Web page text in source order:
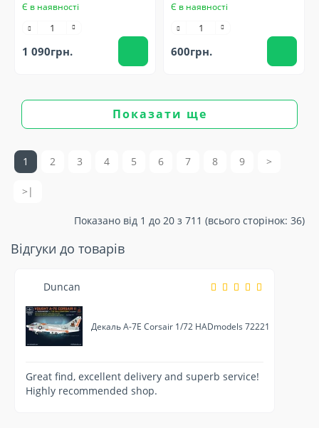
Є в наявності
1 090грн.
Є в наявності
600грн.
Показати ще
1 2 3 4 5 6 7 8 9 >
>|
Показано від 1 до 20 з 711 (всього сторінок: 36)
Відгуки до товарів
Duncan
Декаль A-7E Corsair 1/72 HADmodels 72221
Great find, excellent delivery and superb service!
Highly recommended shop.